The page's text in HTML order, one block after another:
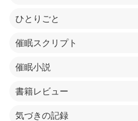
ひとりごと
催眠スクリプト
催眠小説
書籍レビュー
気づきの記録